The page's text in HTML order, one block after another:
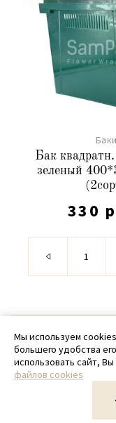
Баки
Бак квадратн.
зеленый
330
©
+
Мы используем
большего удобства
использовать сайт,
файлов cookies